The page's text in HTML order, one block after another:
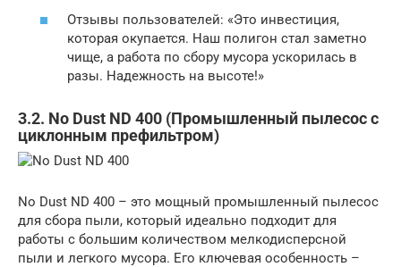
Отзывы пользователей: «Это инвестиция,
которая окупается. Наш полигон стал заметно
чище, а работа по сбору мусора ускорилась в
разы. Надежность на высоте!»
3.2. No Dust ND 400 (Промышленный пылесос с
циклонным префильтром)
No Dust ND 400 – это мощный промышленный пылесос
для сбора пыли, который идеально подходит для
работы с большим количеством мелкодисперсной
пыли и легкого мусора. Его ключевая особенность –